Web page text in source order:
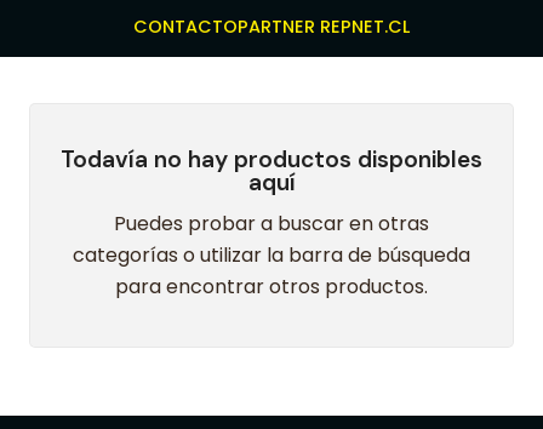
CONTACTOPARTNER REPNET.CL
Todavía no hay productos disponibles
aquí
Puedes probar a buscar en otras
categorías o utilizar la barra de búsqueda
para encontrar otros productos.